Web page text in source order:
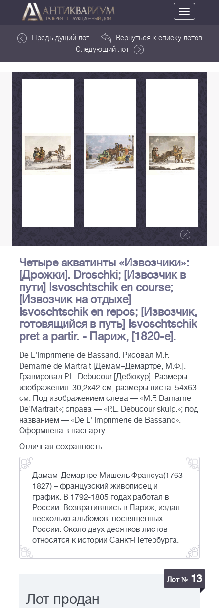
Toggle
navigation
Предыдущий лот
Вернуться к списку лотов
Следующий лот
Четыре акватинты «Извозчики»:
[Дрожки]. Droschki; [Извозчик в
пути] Isvoschtschik en course;
[Извозчик на отдыхе]
Isvoschtschik en repos; [Извозчик,
готовящийся в путь] Isvoschtschik
pret a partir. - Париж, [1820-е].
De L'Imprimerie de Bassand. Рисовал M.F.
Demame de Martrait [Демам–Демартре, М.Ф.].
Гравировал P.L. Debucour [Дебюкур]. Размеры
изображения: 30,2х42 см; размеры листа: 54х63
см. Под изображением слева — «M.F. Damame
De'Martrait»; справа — «P.L. Debucour skulp.»; под
названием — «De L' Imprimerie de Bassand».
Оформлена в паспарту.
Отличная сохранность.
Дамам-Демартре Мишель Франсуа(1763-
1827) – французский живописец и
график. В 1792-1805 годах работал в
России. Возвратившись в Париж, издал
несколько альбомов, посвященных
России. Около двух десятков листов
относятся к истории Санкт-Петербурга.
Лот № 13
Лот продан